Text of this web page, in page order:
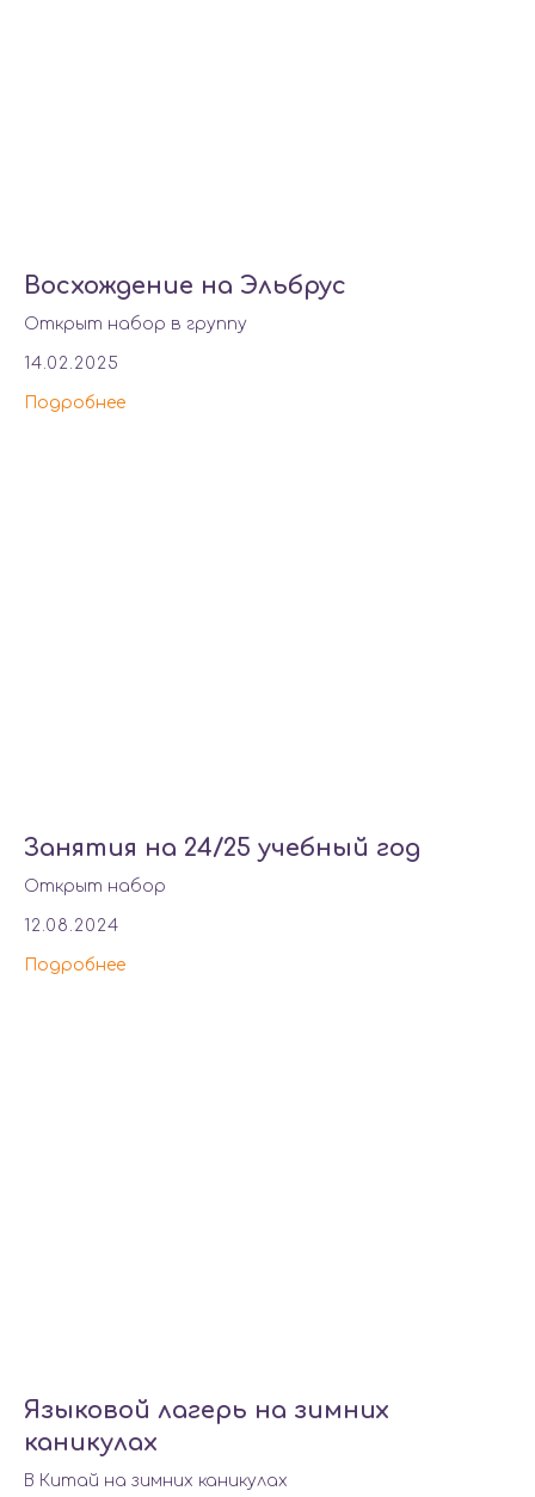
Восхождение на Эльбрус
Открыт набор в группу
14.02.2025
Подробнее
Занятия на 24/25 учебный год
Открыт набор
12.08.2024
Подробнее
Языковой лагерь на зимних
каникулах
В Китай на зимних каникулах